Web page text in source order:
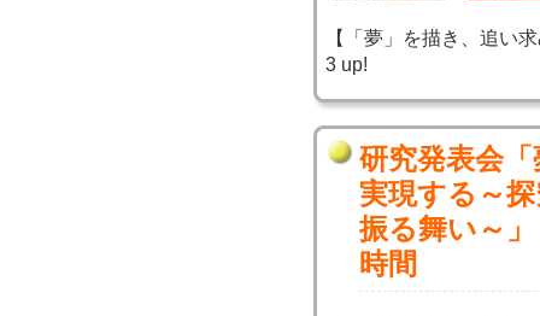
【「夢」を描き、追い
3 up!
研究発表会
実現する～
振る舞い～
時間